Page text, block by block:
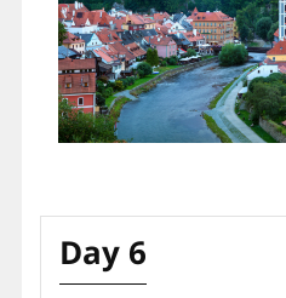
Day 6